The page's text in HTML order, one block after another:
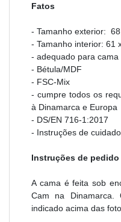
Fatos
- Tamanho exterior:
- Tamanho interior: 61
- adequado para cama
- Bétula/MDF
- FSC-Mix
- cumpre todos os
à Dinamarca e Europa
- DS/EN 716-1:2017
- Instruções de
Instruções de pedido
A cama é feita sob
Cam na
indicado acima das